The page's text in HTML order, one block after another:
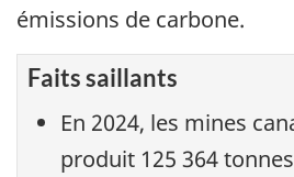
émissions de carbone.
Faits saillants
En 2024, les mines
produit 125 364